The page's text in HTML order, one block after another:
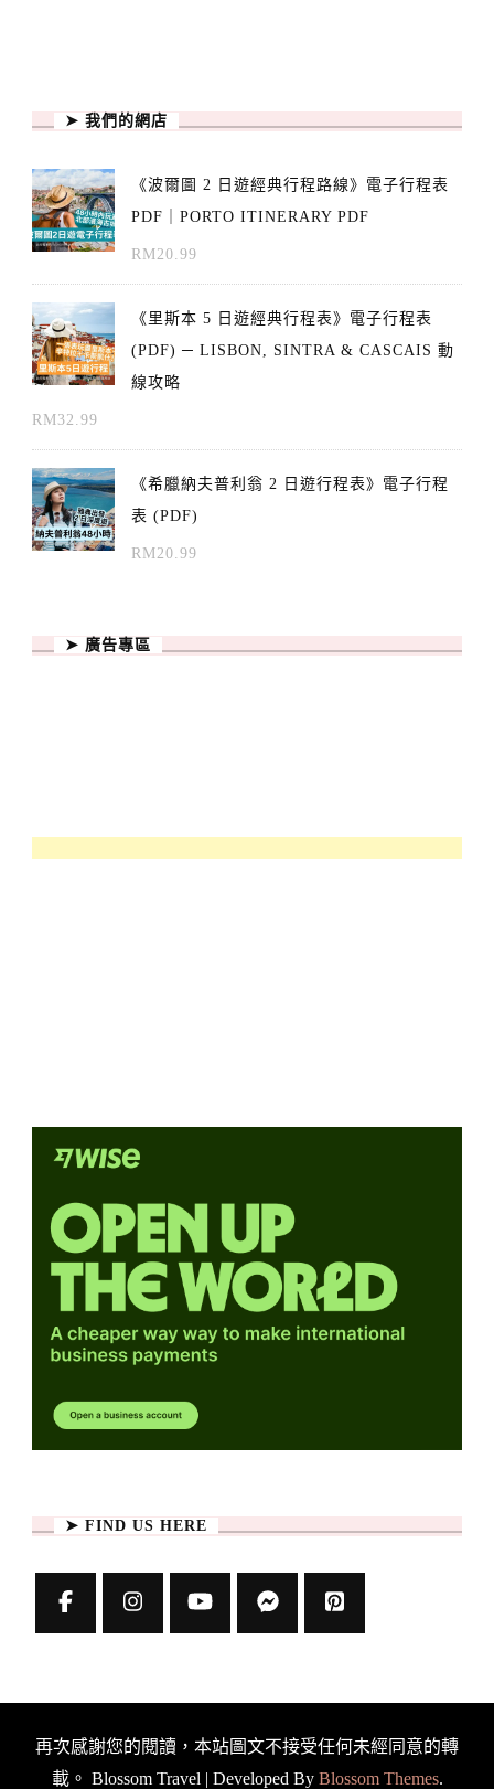
➤ 我們的網店
《波爾圖 2 日遊經典行程路線》電子行程表
PDF｜PORTO ITINERARY PDF
RM20.99
《里斯本 5 日遊經典行程表》電子行程表
(PDF) ─ LISBON, SINTRA & CASCAIS 動
線攻略
RM32.99
《希臘納夫普利翁 2 日遊行程表》電子行程
表 (PDF)
RM20.99
➤ 廣告專區
➤ FIND US HERE
再次感謝您的閱讀，本站圖文不接受任何未經同意的轉
載。 Blossom Travel | Developed By Blossom Themes.